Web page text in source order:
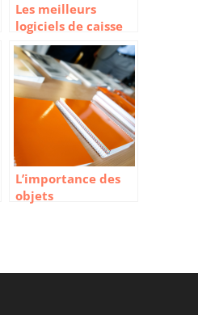
Les meilleurs
logiciels de caisse
pour votre
commerce ou
restaurant
L’importance des
objets